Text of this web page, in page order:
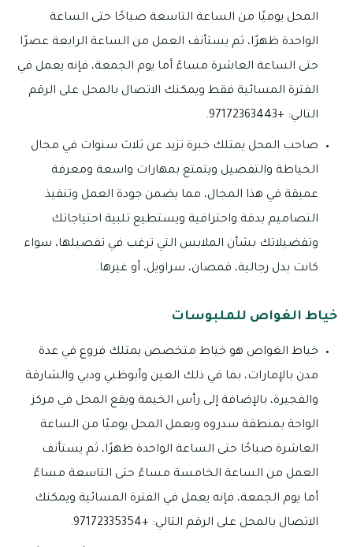
المحل يوميًا من الساعة التاسعة صباحًا حتى الساعة
الواحدة ظهرًا، ثم يستأنف العمل من الساعة الرابعة عصرًا
حتى الساعة العاشرة مساءً أما يوم الجمعة، فإنه يعمل في
الفترة المسائية فقط ويمكنك الاتصال بالمحل على الرقم
التالي: +97172363443.
صاحب المحل يمتلك خبرة تزيد عن ثلاث سنوات في مجال
الخياطة والتفصيل ويتمتع بمهارات واسعة ومعرفة
عميقة في هذا المجال، مما يضمن جودة العمل وتنفيذ
التصاميم بدقة واحترافية ويستطيع تلبية احتياجاتك
وتفضيلاتك بشأن الملابس التي ترغب في تفصيلها، سواء
كانت بدل رجالية، قمصان، سراويل، أو غيرها.
خياط الغواص للملبوسات
خياط الغواص هو خياط متخصص يمتلك فروع في عدة
مدن بالإمارات، بما في ذلك العين وأبوظبي ودبي والشارقة
والفجيرة، بالإضافة إلى رأس الخيمة ويقع المحل في مركز
الواحة بمنطقة سدروه ويعمل المحل يوميًا من الساعة
العاشرة صباحًا حتى الساعة الواحدة ظهرًا، ثم يستأنف
العمل من الساعة الخامسة مساءً حتى التاسعة مساءً
أما يوم الجمعة، فإنه يعمل في الفترة المسائية ويمكنك
الاتصال بالمحل على الرقم التالي: +97172335354.